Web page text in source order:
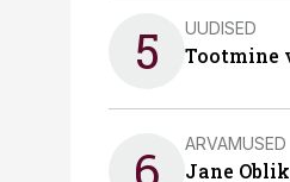
5 UUDISED
Tootmine
ARVAMUSED
Jane